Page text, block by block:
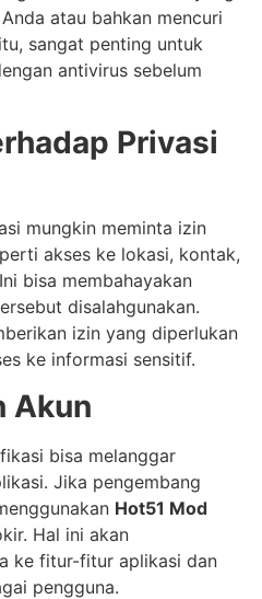
atau bahkan mencuri
sangat penting untuk
antivirus sebelum
Privasi
mungkin meminta izin
akses ke lokasi, kontak,
bisa membahayakan
disalahgunakan.
izin yang diperlukan
ke informasi sensitif.
Akun
bisa melanggar
Jika pengembang
Hot51 Mod
Hal ini akan
ke fitur-fitur aplikasi dan
pengguna.